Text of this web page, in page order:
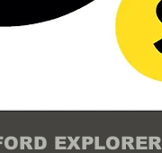
EXPLORER